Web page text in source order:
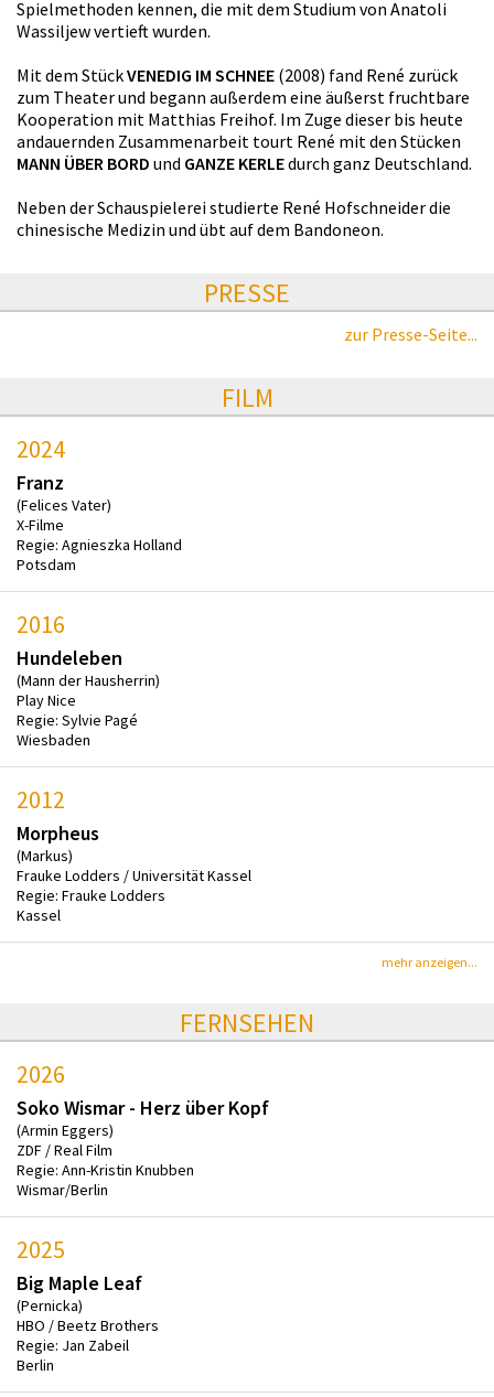
Spielmethoden kennen, die mit dem Studium von Anatoli
Wassiljew vertieft wurden.
Mit dem StückVENEDIG IM SCHNEE (2008) fand René zurück
zum Theater und begann außerdem eine äußerst fruchtbare
Kooperation mit Matthias Freihof. Im Zuge dieser bis heute
andauernden Zusammenarbeit tourt René mit den Stücken
MANN ÜBER BORD und GANZE KERLEdurch ganz Deutschland.
Neben der Schauspielerei studierte René Hofschneider die
chinesische Medizin und übt auf dem Bandoneon.
PRESSE
zur Presse-Seite...
FILM
2024
Franz
(Felices Vater)
X-Filme
Regie: Agnieszka Holland
Potsdam
2016
Hundeleben
(Mann der Hausherrin)
Play Nice
Regie: Sylvie Pagé
Wiesbaden
2012
Morpheus
(Markus)
Frauke Lodders / Universität Kassel
Regie: Frauke Lodders
Kassel
mehr anzeigen...
FERNSEHEN
2026
Soko Wismar - Herz über Kopf
(Armin Eggers)
ZDF / Real Film
Regie: Ann-Kristin Knubben
Wismar/Berlin
2025
Big Maple Leaf
(Pernicka)
HBO / Beetz Brothers
Regie: Jan Zabeil
Berlin